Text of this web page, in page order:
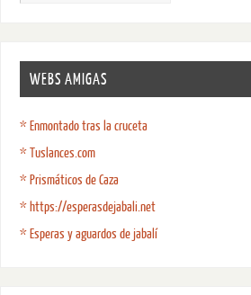
WEBS AMIGAS
* Enmontado tras la cruceta
* Tuslances.com
* Prismáticos de Caza
* https://esperasdejabali.net
* Esperas y aguardos de jabalí